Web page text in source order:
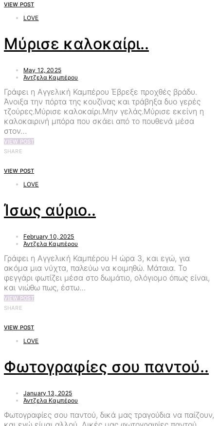
VIEW POST
LOVE
Μύρισε καλοκαίρι..
May 12, 2025
Άντζελα Καμπέρου
Γράφει η Αγγελική Καμπέρου Έβρεξε προχθές βράδυ.
Άνοιξα την πόρτα της κουζίνας και τράβηξα δυο γερές
τζούρες.Μύρισε καλοκαίρι.Μην γελάς.Μύρισε εκείνη η
καλοκαιρινή μπόρα που σκάει από το πουθενά μέσα
στον…
VIEW POST
SHARE
VIEW POST
LOVE
Ίσως αύριο..
February 10, 2025
Άντζελα Καμπέρου
Γράφει η Αγγελική Καμπέρου Η ώρα 3, και εγώ, για
ακόμα μια νύχτα, παλεύω να κοιμηθώ. Μάταια. Το
φεγγάρι φωτίζει μέσα στο δωμάτιο, ολόγιομο όπως είναι,
και νιώθω πως, έστω…
VIEW POST
SHARE
VIEW POST
LOVE
Φωτογραφίες σου παντού..
January 13, 2025
Άντζελα Καμπέρου
Φωτογραφίες σου παντού, δικά μας τραγούδια να παίζουν,